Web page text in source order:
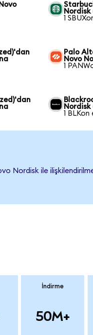
Nordisk
1
Palo
Novo
1
Nordisk
1
Nordisk ile
İndirme
50M+